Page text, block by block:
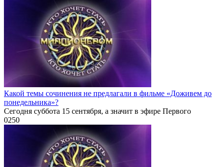
Какой темы сочинения не предлагали в фильме «Доживем до
понедельника»?
Сегодня суббота 15 сентября, а значит в эфире Первого
0250